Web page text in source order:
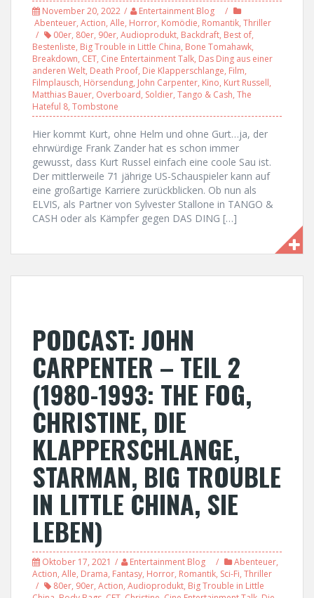
November 20, 2022
Entertainment Blog
Abenteuer, Action, Alle, Horror, Komödie, Romantik, Thriller
00er, 80er, 90er, Audioprodukt, Backdraft, Best of,
Bestenliste, Big Trouble in Little China, Bone Tomahawk,
Breakdown, CET, Cine Entertainment Talk, Das Ding aus einer
anderen Welt, Death Proof, Die Klapperschlange, Film,
Filmplausch, Hörsendung, John Carpenter, Kino, Kurt Russell,
Matthias Bauer, Overboard, Soldier, Tango & Cash, The
Hateful 8, Tombstone
Hier kommt Kurt, ohne Helm und ohne Gurt…ja, der
ehrwürdige Frank Zander hat es schon immer
gewusst, dass Kurt Russel einfach eine coole Sau ist.
Der mittlerweile 71 jährige US-Schauspieler kann auf
eine großartige Karriere zurückblicken. Ob nun als
ELVIS, als Partner von Sylvester Stallone in TANGO &
CASH oder als Kämpfer gegen DAS DING […]
PODCAST: JOHN
CARPENTER – TEIL 2
(1980-1993: THE FOG,
CHRISTINE, DIE
KLAPPERSCHLANGE,
STARMAN, BIG TROUBLE
IN LITTLE CHINA, SIE
LEBEN)
Oktober 17, 2021 Entertainment Blog Abenteuer,
Action, Alle, Drama, Fantasy, Horror, Romantik, Sci-Fi, Thriller
80er, 90er, Action, Audioprodukt, Big Trouble in Little